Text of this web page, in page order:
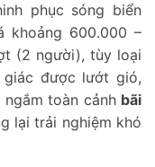
phục sóng biển
khoảng 600.000 –
(2 người), tùy loại
giác được lướt gió,
toàn cảnh bãi
lại trải nghiệm khó